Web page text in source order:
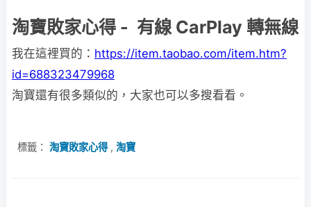
淘寶敗家心得 - 有線 CarPlay 轉無線
我在這裡買的： https://item.taobao.com/item.htm?
id=688323479968
淘寶還有很多類似的，大家也可以多搜看看。
標籤： 淘寶敗家心得, 淘寶